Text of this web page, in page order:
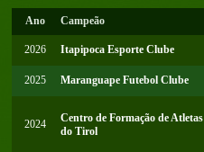
Ano Campeão
2026 Itapipoca Esporte Clube
2025 Maranguape Futebol Clube
2024
Centro de Formação de Atletas
do Tirol